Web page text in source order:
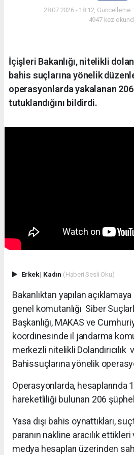
28.07.2026 - 18:12, Güncelleme:
4947 kez
İçişleri Bakanlığı, nitelikli
bahis suçlarına yönelik
operasyonlarda yakalanan
tutuklandığını bildirdi.
Erkek| Kadın (Haberi Sesli Oku)
Bakanlıktan yapılan
genel komutanlığı Siber
Başkanlığı, MAKAS ve
koordinesinde il jandarma
merkezli nitelikli Dolandırıcılık
Bahissuçlarına yönelik
Operasyonlarda, hesaplarında
hareketliliği bulunan 206
Yasa dışı bahis oynattıkları,
paranın nakline aracılık ettikleri
medya hesapları üzerinden